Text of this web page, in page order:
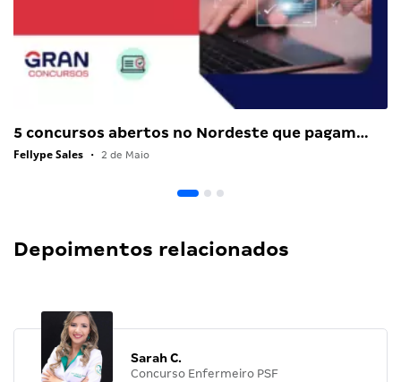
5 concursos abertos no Nordeste que pagam…
Fellype Sales • 2 de Maio
Depoimentos relacionados
Sarah C.
Concurso Enfermeiro PSF